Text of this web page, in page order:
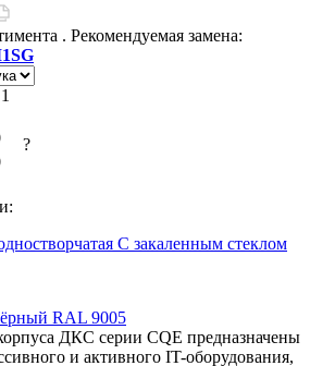
. Рекомендуемая замена:
1
?
С закаленным стеклом
RAL 9005
ДКС серии CQE предназначены
и активного IT-оборудования,